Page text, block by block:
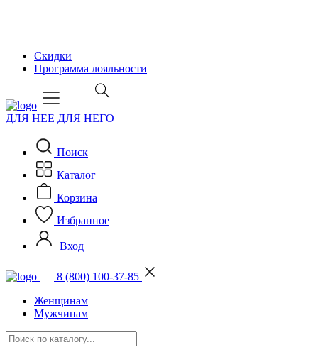
Скидки
Программа лояльности
ДЛЯ НЕЕ ДЛЯ НЕГО
Поиск
Каталог
Корзина
Избранное
Вход
8 (800) 100-37-85
Женщинам
Мужчинам